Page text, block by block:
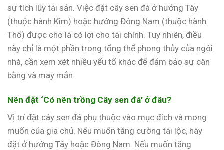
sự tích lũy tài sản. Việc đặt cây sen đá ở hướng Tây
(thuộc hành Kim) hoặc hướng Đông Nam (thuộc hành
Thổ) được cho là có lợi cho tài chính. Tuy nhiên, điều
này chỉ là một phần trong tổng thể phong thủy của ngôi
nhà, cần xem xét nhiều yếu tố khác để đảm bảo sự cân
bằng và may mắn.
Nên đặt ‘Có nên trồng Cây sen đá’ ở đâu?
Vị trí đặt cây sen đá phụ thuộc vào mục đích và mong
muốn của gia chủ. Nếu muốn tăng cường tài lộc, hãy
đặt ở hướng Tây hoặc Đông Nam. Nếu muốn tăng